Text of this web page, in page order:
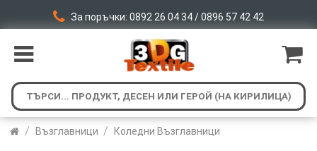
За поръчки: 0892 26 04 34 / 0896 57 42 42
/ Възглавници / Коледни Възглавници